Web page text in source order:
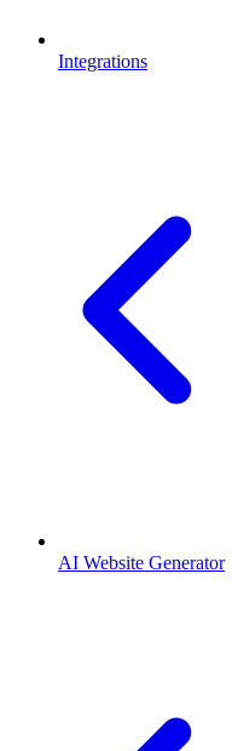
Integrations
AI Website Generator